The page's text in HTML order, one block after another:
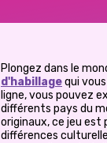
Plongez dans le
d'habillagequi
ligne, vous pouvez
différents pays du
originaux, ce jeu est
différences